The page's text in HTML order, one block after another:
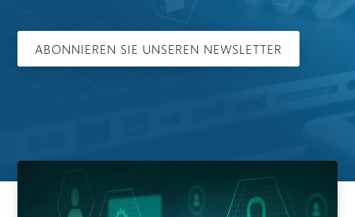
ABONNIEREN SIE UNSEREN NEWSLETTER